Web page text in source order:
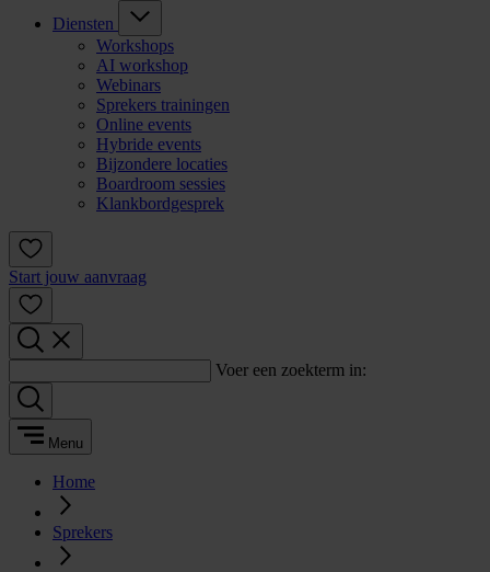
Diensten
Workshops
AI workshop
Webinars
Sprekers trainingen
Online events
Hybride events
Bijzondere locaties
Boardroom sessies
Klankbordgesprek
Start jouw aanvraag
Voer een zoekterm in:
Menu
Home
Sprekers